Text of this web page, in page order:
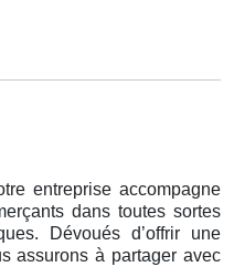
entreprise accompagne
dans toutes sortes
Dévoués d’offrir une
assurons à partager avec